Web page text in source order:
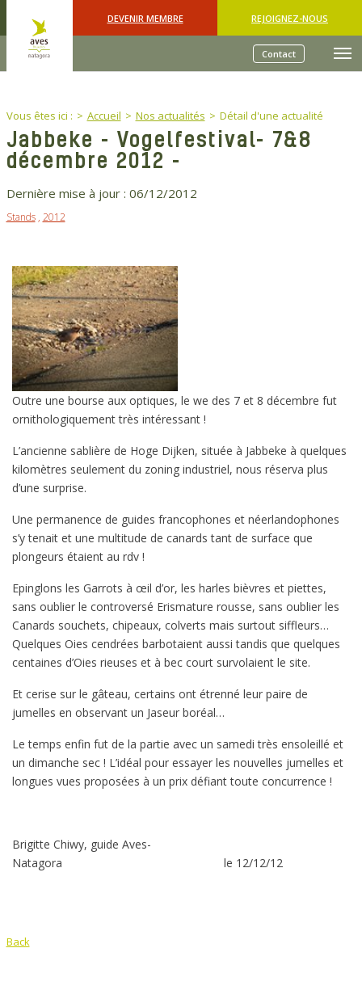
DEVENIR MEMBRE REJOIGNEZ-NOUS
Contact
You are here:
Vous êtes ici : Accueil Nos actualités Détail d'une actualité
Jabbeke - Vogelfestival- 7&8
décembre 2012 -
Dernière mise à jour : 06/12/2012
Stands, 2012
Outre une bourse aux optiques, le we des 7 et 8 décembre fut
ornithologiquement très intéressant !
L’ancienne sablière de Hoge Dijken, située à Jabbeke à quelques
kilomètres seulement du zoning industriel, nous réserva plus
d’une surprise.
Une permanence de guides francophones et néerlandophones
s’y tenait et une multitude de canards tant de surface que
plongeurs étaient au rdv !
Epinglons les Garrots à œil d’or, les harles bièvres et piettes,
sans oublier le controversé Erismature rousse, sans oublier les
Canards souchets, chipeaux, colverts mais surtout siffleurs…
Quelques Oies cendrées barbotaient aussi tandis que quelques
centaines d’Oies rieuses et à bec court survolaient le site.
Et cerise sur le gâteau, certains ont étrenné leur paire de
jumelles en observant un Jaseur boréal…
Le temps enfin fut de la partie avec un samedi très ensoleillé et
un dimanche sec ! L’idéal pour essayer les nouvelles jumelles et
longues vues proposées à un prix défiant toute concurrence !
Brigitte Chiwy, guide Aves-
Natagora le 12/12/12
Back